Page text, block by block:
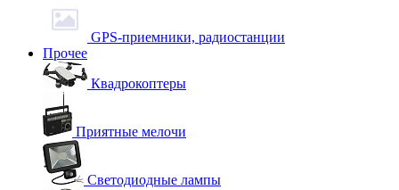
GPS-приемники, радиостанции
Прочее
Квадрокоптеры
Приятные мелочи
Светодиодные лампы